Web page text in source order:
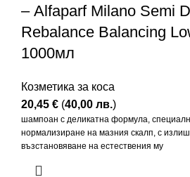
– Alfaparf Milano Semi
Rebalance Balancing
1000мл
Козметика за коса
20,45 € (40,00 лв.)
шампоан с деликатна формула,
нормализиране на мазния скалп, с
възстановяване на естествения му